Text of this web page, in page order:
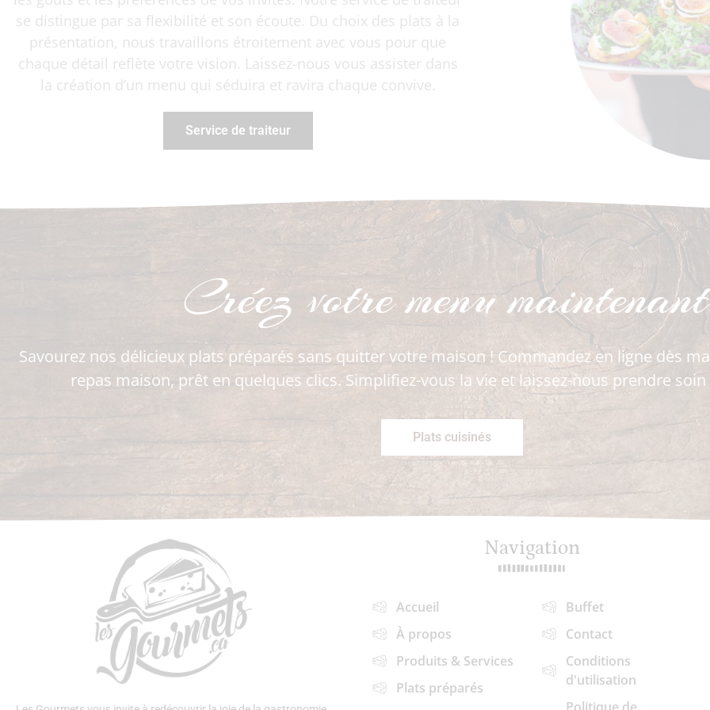
se distingue par sa flexibilité et son écoute. Du choix des plats à la
présentation, nous travaillons étroitement avec vous pour que
chaque détail reflète votre vision. Laissez-nous vous assister dans
la création d’un menu qui séduira et ravira chaque convive.
Service de traiteur
Créez votre menu
Savourez nos délicieux plats préparés sans quitter votre maison ! Commandez en ligne dès
repas maison, prêt en quelques clics. Simplifiez-vous la vie et laissez-nous prendre
Plats cuisinés
Navigation
Accueil
À propos
Produits & Services
Plats préparés
Buffet
Contact
Conditions
d'utilisation